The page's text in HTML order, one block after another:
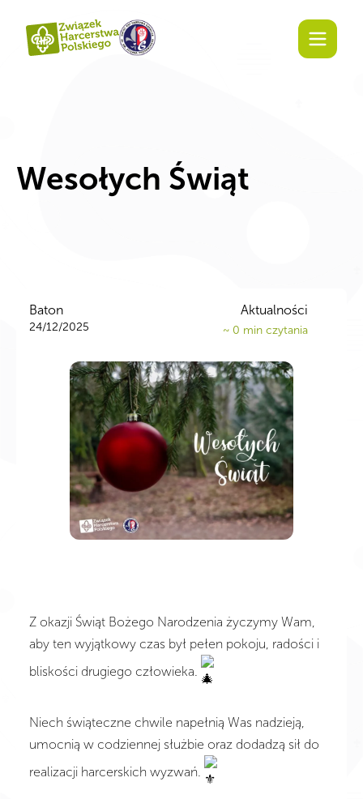
Wesołych Świąt
Baton
24/12/2025
Aktualności
~ 0 min czytania
Z okazji Świąt Bożego Narodzenia życzymy Wam,
aby ten wyjątkowy czas był pełen pokoju, radości i
bliskości drugiego człowieka.
Niech świąteczne chwile napełnią Was nadzieją,
umocnią w codziennej służbie oraz dodadzą sił do
realizacji harcerskich wyzwań.